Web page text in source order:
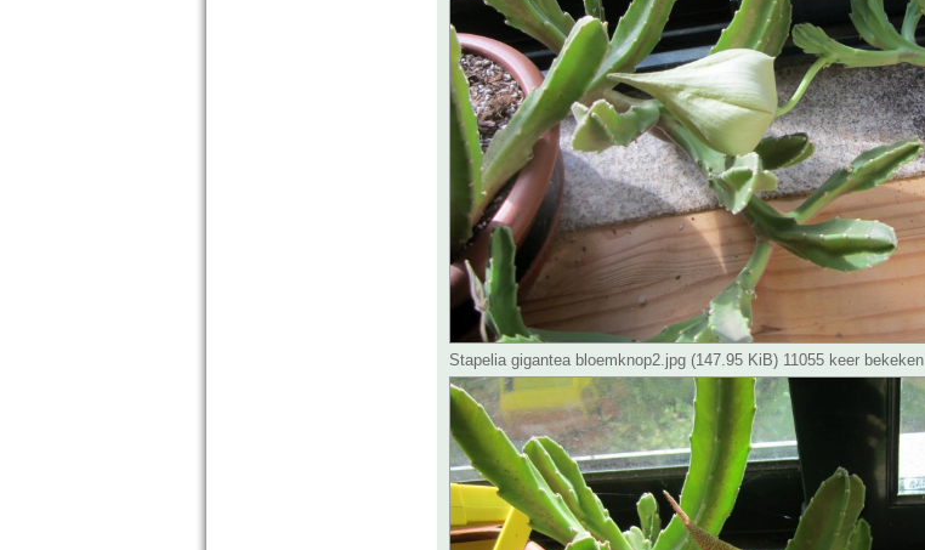
Stapelia gigantea bloemknop2.jpg (147.95 KiB) 11055 keer bekeken